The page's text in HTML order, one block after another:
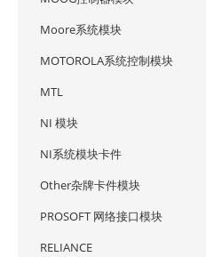
Moore系统模块
MOTOROLA系统控制模块
MTL
NI 模块
NI系统模块卡件
Other杂牌卡件模块
PROSOFT 网络接口模块
RELIANCE